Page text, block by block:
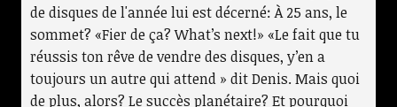
de disques de l'année lui est décerné: À 25 ans, le
sommet? «Fier de ça? What’s next!» «Le fait que tu
réussis ton rêve de vendre des disques, y’en a
toujours un autre qui attend » dit Denis. Mais quoi
de plus, alors? Le succès planétaire? Et pourquoi